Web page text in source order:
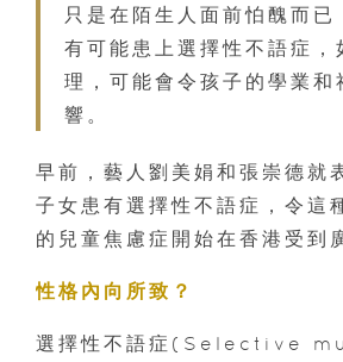
只是在陌生人面前怕醜而已
有可能患上選擇性不語症，
理，可能會令孩子的學業和
響。
早前，藝人劉美娟和張崇德就
子女患有選擇性不語症，令這
的兒童焦慮症開始在香港受到
性格內向所致？
選擇性不語症(Selective